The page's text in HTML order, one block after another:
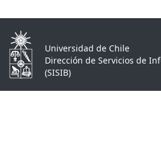
Universidad de Chile
Dirección de Servicios de
(SISIB)